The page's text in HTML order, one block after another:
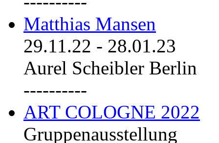
Matthias Mansen
29.11.22 - 28.01.23
Aurel Scheibler Berlin
----------
ART COLOGNE 2022
Gruppenausstellung